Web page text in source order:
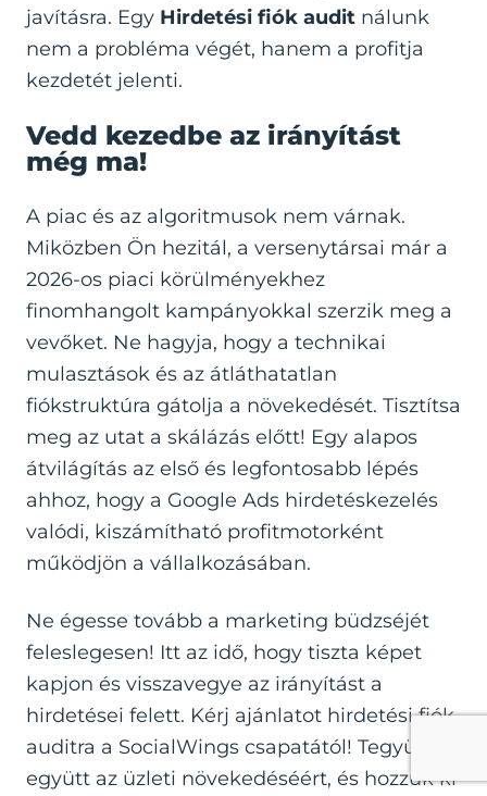
javításra. Egy Hirdetési fiók audit nálunk
nem a probléma végét, hanem a profitja
kezdetét jelenti.
Vedd kezedbe az irányítást
még ma!
A piac és az algoritmusok nem várnak.
Miközben Ön hezitál, a versenytársai már a
2026-os piaci körülményekhez
finomhangolt kampányokkal szerzik meg a
vevőket. Ne hagyja, hogy a technikai
mulasztások és az átláthatatlan
fiókstruktúra gátolja a növekedését. Tisztítsa
meg az utat a skálázás előtt! Egy alapos
átvilágítás az első és legfontosabb lépés
ahhoz, hogy a Google Ads hirdetéskezelés
valódi, kiszámítható profitmotorként
működjön a vállalkozásában.
Ne égesse tovább a marketing büdzséjét
feleslegesen! Itt az idő, hogy tiszta képet
kapjon és visszavegye az irányítást a
hirdetései felett. Kérj ajánlatot hirdetési fiók
auditra a SocialWings csapatától! Tegyünk
együtt az üzleti növekedéséért, és hozzuk ki